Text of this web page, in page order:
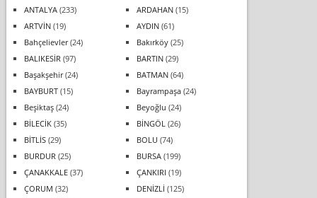
ANTALYA(233) ARDAHAN(15)
ARTVİN(19) AYDIN(61)
Bahçelievler(24) Bakırköy(25)
BALIKESİR (97) BARTIN(29)
Başakşehir(24) BATMAN(64)
BAYBURT(15) Bayrampaşa(24)
Beşiktaş(24) Beyoğlu (24)
BİLECİK(35) BİNGÖL (26)
BİTLİS(29) BOLU (74)
BURDUR (25) BURSA(199)
ÇANAKKALE(37) ÇANKIRI (19)
ÇORUM (32) DENİZLİ (125)